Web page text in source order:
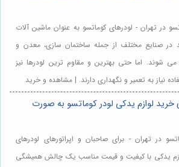
در تهران - لودرهای کوماتسو به عنوان ماشین آلات
در صنایع مختلف از جمله ساختمان سازی، معدن و
شوند. اما حتی بهترین و مقاوم ترین لودرها نیز
نیاز به تعمیر و نگهداری دارند. | مشاهده و خرید
خرید لوازم یدکی لودر کوماتسو به صورت
در تهران - برای صاحبان و اپراتورهای لودرهای
یدکی با کیفیت و قیمت مناسب یک چالش همیشگی